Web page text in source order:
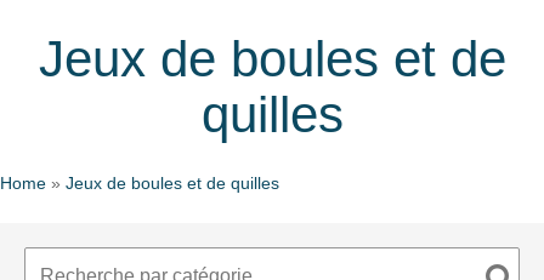
Jeux de boules et de
quilles
Home » Jeux de boules et de quilles